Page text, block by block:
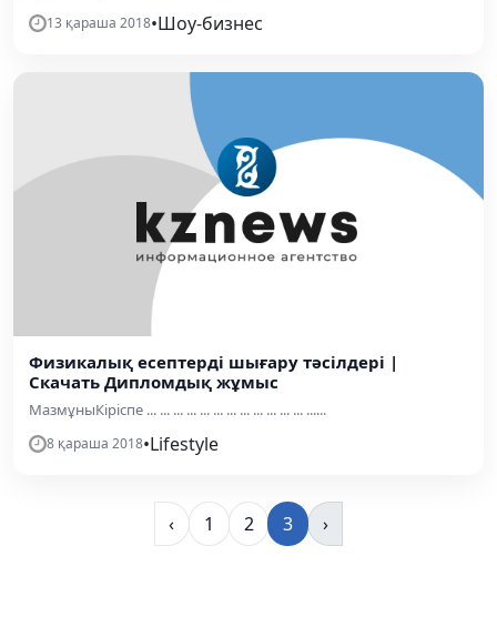
13 қараша 2018•Шоу-бизнес
Физикалық есептерді шығару тәсілдері |
Скачать Дипломдық жұмыс
МазмұныКіріспе ... ... ... ... ... ... ... ... ... ... ... ... ......
8 қараша 2018•Lifestyle
‹ 1 2 3 ›